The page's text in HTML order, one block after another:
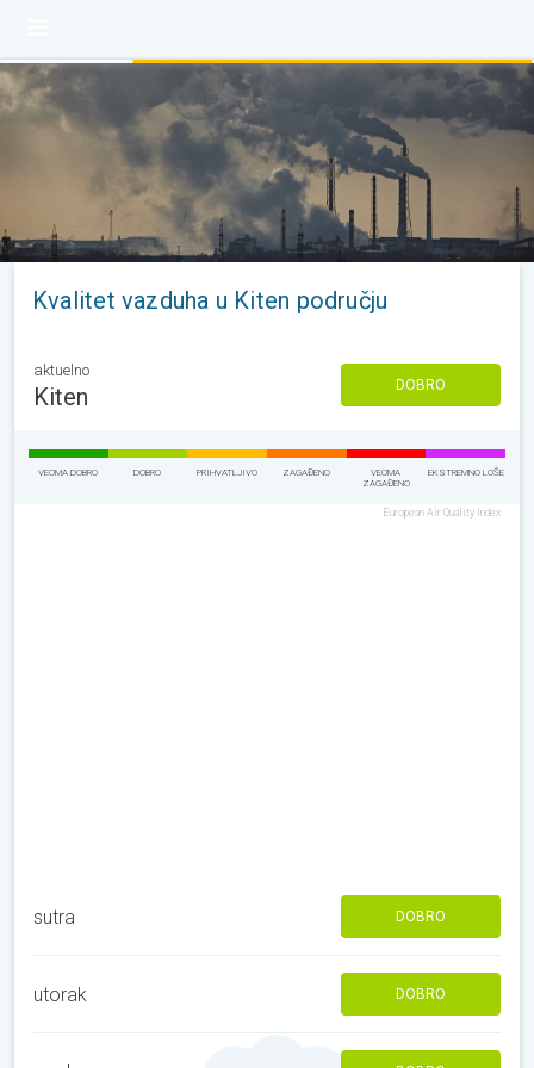
Kvalitet vazduha u Kiten području
aktuelno
Kiten DOBRO
VEOMA DOBRO DOBRO PRIHVATLJIVO ZAGAĐENO
VEOMA
ZAGAĐENO
EKSTREMNO LOŠE
European Air Quality Index
sutra DOBRO
utorak DOBRO